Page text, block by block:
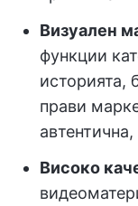
Визуален
функции
историята,
прави
Високо